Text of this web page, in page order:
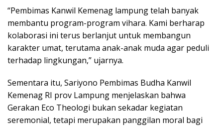
“Pembimas Kanwil Kemenag lampung telah banyak
membantu program-program vihara. Kami berharap
kolaborasi ini terus berlanjut untuk membangun
karakter umat, terutama anak-anak muda agar peduli
terhadap lingkungan,” ujarnya.
Sementara itu, Sariyono Pembimas Budha Kanwil
Kemenag RI prov Lampung menjelaskan bahwa
Gerakan Eco Theologi bukan sekadar kegiatan
seremonial, tetapi merupakan panggilan moral bagi